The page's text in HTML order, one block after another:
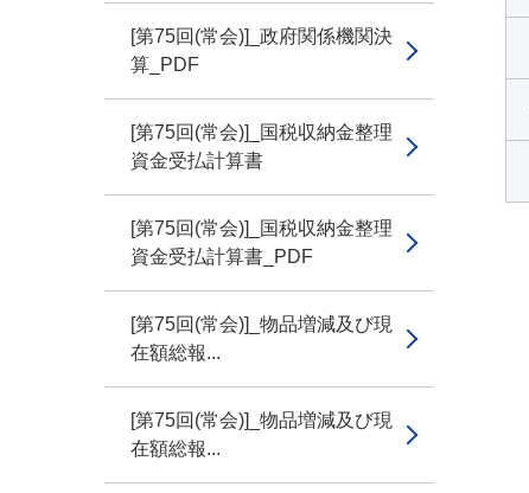
[第75回(常会)]_政府関係機関決
算_PDF
[第75回(常会)]_国税収納金整理
資金受払計算書
[第75回(常会)]_国税収納金整理
資金受払計算書_PDF
[第75回(常会)]_物品増減及び現
在額総報...
[第75回(常会)]_物品増減及び現
在額総報...